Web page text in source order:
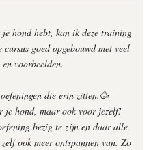
je hond hebt, kan ik deze training
goed opgebouwd met veel
voorbeelden.
die erin zitten.🥳
je hond, maar ook voor jezelf!
bezig te zijn en daar alle
ook meer ontspannen van. Zo